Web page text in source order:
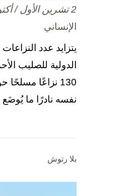
2 تشرين الأول / أكتوبر، 2025
الإنساني
يتزايد عدد
الدولية للصليب
نفسه نادرًا ما
بلا رتوش